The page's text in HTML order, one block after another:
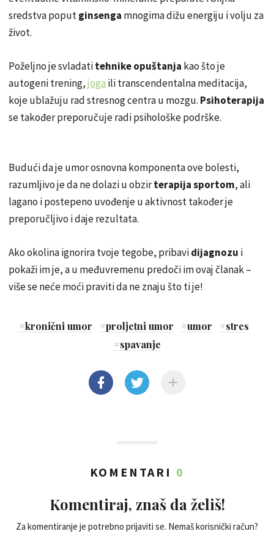
sredstva poputginsenga mnogima dižu energiju i volju za
život.
Poželjno je svladatitehnike opuštanja kao što je
autogeni trening,joga ili transcendentalna meditacija,
koje ublažuju rad stresnog centra u mozgu. Psihoterapija
se također preporučuje radi psihološke podrške.
Budući da je umor osnovna komponenta ove bolesti,
razumljivo je da ne dolazi u obzirterapija sportom, ali
lagano i postepeno uvođenje u aktivnost također je
preporučljivo i daje rezultata.
Ako okolina ignorira tvoje tegobe, pribavidijagnozu i
pokaži im je, a u međuvremenu predoči im ovaj članak –
više se neće moći praviti da ne znaju što ti je!
#kronični umor #proljetni umor #umor #stres
#spavanje
KOMENTARI 0
Komentiraj, znaš da želiš!
Za komentiranje je potrebno prijaviti se. Nemaš korisnički račun?